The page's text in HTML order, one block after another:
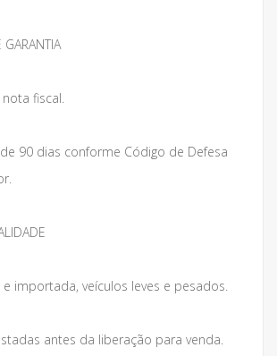
GARANTIA
fiscal.
90 dias conforme Código de Defesa
e importada, veículos leves e pesados.
antes da liberação para venda.